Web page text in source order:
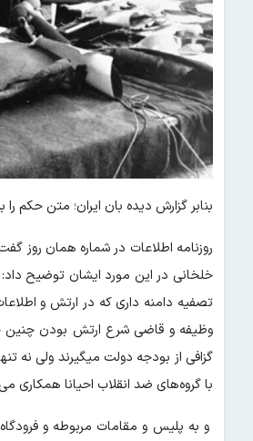
بنابر گزارش دیده بان ایران؛ متن حکم را به نقل از
روزنامه اطلاعات در شماره همان روز
خلخانی در این مورد ایشان توضیح داد:
تصفیه دامنه داری که در ارتش و
وظیفه و قاضی شرع ارتش بودن چنین
گزافی از بودجه دولت میگیرند ولی نه
با گروه‌های ضد انقلاب احیانا همکاری
و به پلیس و مقامات مربوطه و فرودگاه